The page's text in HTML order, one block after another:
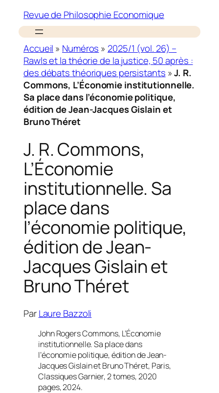
Revue de Philosophie Economique
Accueil » Numéros » 2025/1 (vol. 26) –
Rawls et la théorie de la justice, 50 après :
des débats théoriques persistants »J. R.
Commons, L’Économie institutionnelle.
Sa place dans l’économie politique,
édition de Jean-Jacques Gislain et
Bruno Théret
J. R. Commons,
L’Économie
institutionnelle. Sa
place dans
l’économie politique,
édition de Jean-
Jacques Gislain et
Bruno Théret
ParLaure Bazzoli
John Rogers Commons, L’Économie
institutionnelle. Sa place dans
l’économie politique, édition de Jean-
Jacques Gislain et Bruno Théret, Paris,
Classiques Garnier, 2 tomes, 2020
pages, 2024.